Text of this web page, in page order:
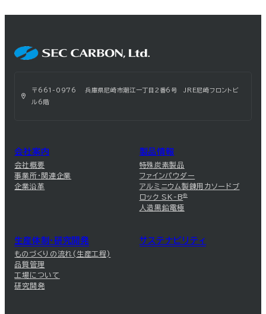
〒661-0976 兵庫県尼崎市潮江一丁目2番6号 JRE尼崎フロントビ
ル6階
会社案内
会社概要
事業所・関連企業
企業沿革
製品情報
特殊炭素製品
ファインパウダー
アルミニウム製錬用カソードブ
ロック SK-B®
人造黒鉛電極
生産体制・研究開発
ものづくりの流れ(生産工程)
品質管理
工場について
研究開発
サステナビリティ